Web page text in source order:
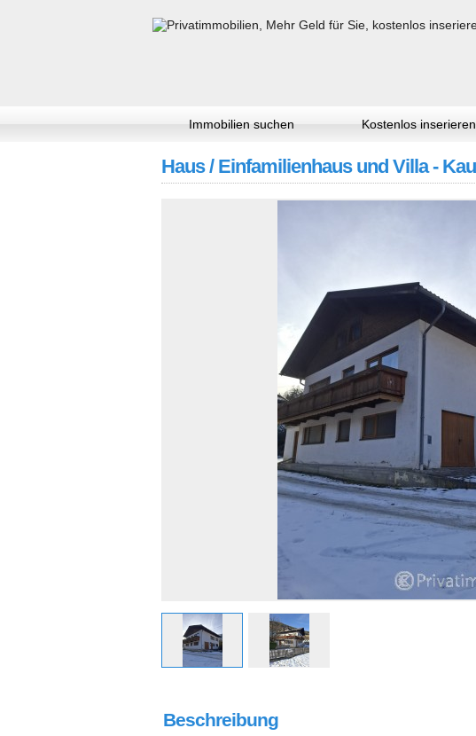
Immobilien suchen Kostenlos inserieren
Haus / Einfamilienhaus und Villa -
Beschreibung